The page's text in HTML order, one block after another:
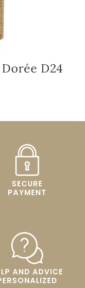
D24
SECURE
PAYMENT
AND ADVICE